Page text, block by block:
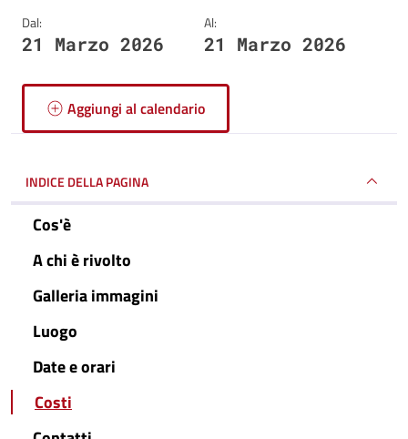
Dal:
21 Marzo 2026
Al:
21 Marzo 2026
Aggiungi al calendario
INDICE DELLA PAGINA
Cos'è
A chi è rivolto
Galleria immagini
Luogo
Date e orari
Costi